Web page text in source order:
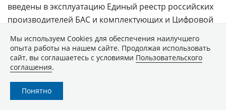
введены в эксплуатацию Единый реестр российских
производителей БАС и комплектующих и Цифровой
БАС и комплектующих.
Целевые показатели
По результатам реализации федпроекта количество
Мы используем Сookies для обеспечения наилучшего
опыта работы на нашем сайте. Продолжая использовать
сайт, вы соглашаетесь с условиями Пользовательского
соглашения.
Понятно